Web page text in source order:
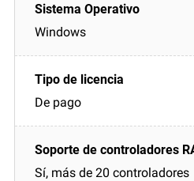
Windows
De pago
Sí, más de 20 controladores